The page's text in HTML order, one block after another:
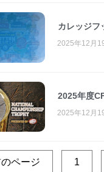
カレッジフ
2025年12月
2025年度
2025年12月
ページ 1